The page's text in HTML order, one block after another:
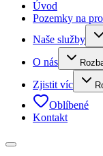
Úvod
Pozemky na
Naše služby
O nás
Zjistit víc
Oblíbené
Kontakt